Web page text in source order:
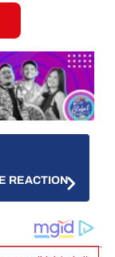
REACTION